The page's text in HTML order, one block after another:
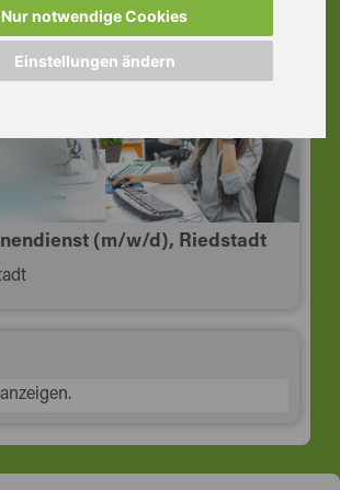
Nur notwendige Cookies
Einstellungen ändern
am Rhein
(m/w/d), Riedstadt